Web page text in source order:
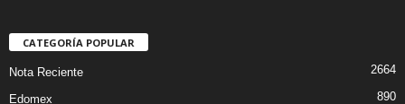
CATEGORÍA POPULAR
Nota Reciente 2664
Edomex 890